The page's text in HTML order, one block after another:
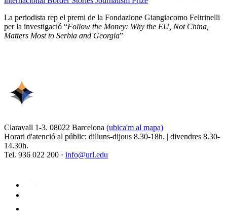
La periodista rep el premi de la Fondazione Giangiacomo Feltrinelli
per la investigació “Follow the Money: Why the EU, Not China,
Matters Most to Serbia and Georgia”
Claravall 1-3. 08022 Barcelona (ubica'm al mapa)
Horari d'atenció al públic: dilluns-dijous 8.30-18h. | divendres 8.30-
14.30h.
Tel. 936 022 200 · info@url.edu